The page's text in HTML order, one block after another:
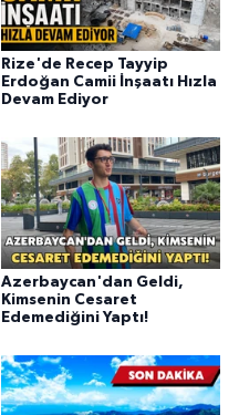
Rize'de Recep Tayyip
Erdoğan Camii İnşaatı Hızla
Devam Ediyor
Azerbaycan'dan Geldi,
Kimsenin Cesaret
Edemediğini Yaptı!